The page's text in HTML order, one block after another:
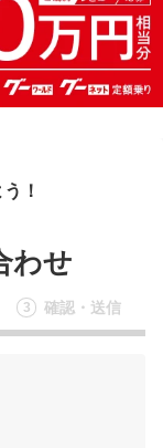
！
わせ
3 確認・送信